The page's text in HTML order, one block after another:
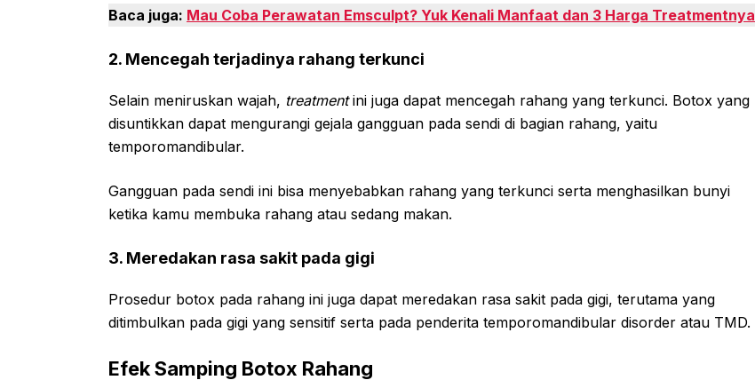
Baca juga: Mau Coba Perawatan Emsculpt? Yuk Kenali Manfaat dan 3 Harga Treatmentnya
2. Mencegah terjadinya rahang terkunci
Selain meniruskan wajah, treatmentini juga dapat mencegah rahang yang terkunci. Botox yang
disuntikkan dapat mengurangi gejala gangguan pada sendi di bagian rahang, yaitu
temporomandibular.
Gangguan pada sendi ini bisa menyebabkan rahang yang terkunci serta menghasilkan bunyi
ketika kamu membuka rahang atau sedang makan.
3. Meredakan rasa sakit pada gigi
Prosedur botox pada rahang ini juga dapat meredakan rasa sakit pada gigi, terutama yang
ditimbulkan pada gigi yang sensitif serta pada penderita temporomandibular disorder atau TMD.
Efek Samping Botox Rahang